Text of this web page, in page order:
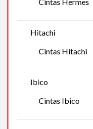
Hitachi
Cintas Hitachi
Ibico
Cintas Ibico